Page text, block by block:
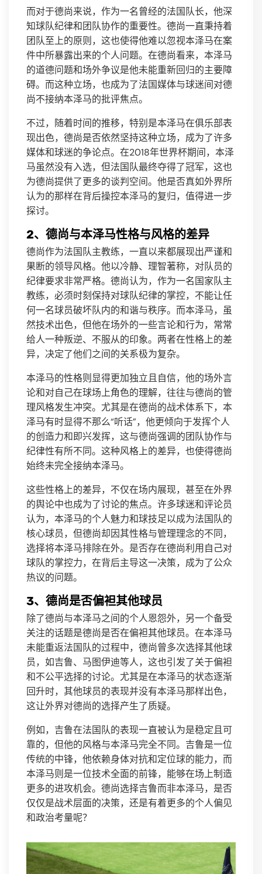
而对于德尚来说，作为一名曾经的法国队长，他深
知球队纪律和团队协作的重要性。德尚一直秉持着
团队至上的原则，这也使得他难以忽视本泽马在案
件中所暴露出来的个人问题。在德尚看来，本泽马
的道德问题和场外争议是他未能重新回归的主要障
碍。而这种立场，也成为了法国媒体与球迷间对德
尚不接纳本泽马的批评焦点。
不过，随着时间的推移，特别是本泽马在俱乐部表
现出色，德尚是否依然坚持这种立场，成为了许多
媒体和球迷的争论点。在2018年世界杯期间，本泽
马虽然没有入选，但法国队最终夺得了冠军，这也
为德尚提供了更多的谈判空间。他是否真如外界所
认为的那样在背后操控本泽马的复归，值得进一步
探讨。
2、德尚与本泽马性格与风格的差异
德尚作为法国队主教练，一直以来都展现出严谨和
果断的领导风格。他以冷静、理智著称，对队员的
纪律要求非常严格。德尚认为，作为一名国家队主
教练，必须时刻保持对球队纪律的掌控，不能让任
何一名球员破坏队内的和谐与秩序。而本泽马，虽
然技术出色，但他在场外的一些言论和行为，常常
给人一种叛逆、不服从的印象。两者在性格上的差
异，决定了他们之间的关系极为复杂。
本泽马的性格则显得更加独立且自信，他的场外言
论和对自己在球场上角色的理解，往往与德尚的管
理风格发生冲突。尤其是在德尚的战术体系下，本
泽马有时显得不那么“听话”，他更倾向于发挥个人
的创造力和即兴发挥，这与德尚强调的团队协作与
纪律性有所不同。这种风格上的差异，也使得德尚
始终未完全接纳本泽马。
这些性格上的差异，不仅在场内展现，甚至在外界
的舆论中也成为了讨论的焦点。许多球迷和评论员
认为，本泽马的个人魅力和球技足以成为法国队的
核心球员，但德尚却因其性格与管理理念的不同，
选择将本泽马排除在外。是否存在德尚利用自己对
球队的掌控力，在背后主导这一决策，成为了公众
热议的问题。
3、德尚是否偏袒其他球员
除了德尚与本泽马之间的个人恩怨外，另一个备受
关注的话题是德尚是否在偏袒其他球员。在本泽马
未能重返法国队的过程中，德尚曾多次选择其他球
员，如吉鲁、马图伊迪等人，这也引发了关于偏袒
和不公平选择的讨论。尤其是在本泽马的状态逐渐
回升时，其他球员的表现并没有本泽马那样出色，
这让外界对德尚的选择产生了质疑。
例如，吉鲁在法国队的表现一直被认为是稳定且可
靠的，但他的风格与本泽马完全不同。吉鲁是一位
传统的中锋，他依赖身体对抗和定位球的能力，而
本泽马则是一位技术全面的前锋，能够在场上制造
更多的进攻机会。德尚选择吉鲁而非本泽马，是否
仅仅是战术层面的决策，还是有着更多的个人偏见
和政治考量呢？